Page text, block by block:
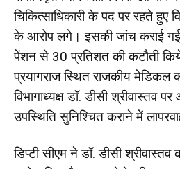
चिकित्साधिकारी के पद पर रहते हुए
के आरोप लगे। इसकी जांच कराई
पेंशन से 30 प्रतिशत की कटौती
प्रयागराज स्थित राजकीय मेडिकल
विभागाध्यक्ष डॉ. डीसी श्रीवास्तव
उपस्थिति सुनिश्चित कराने में
डिप्टी सीएम ने डॉ. डीसी